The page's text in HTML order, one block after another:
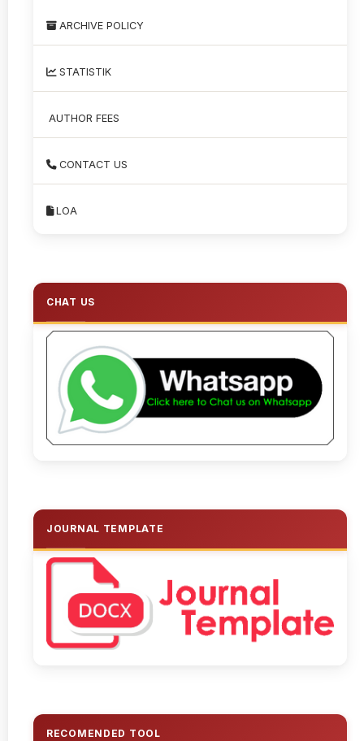
ARCHIVE POLICY
STATISTIK
AUTHOR FEES
CONTACT US
LOA
CHAT US
JOURNAL TEMPLATE
RECOMENDED TOOL